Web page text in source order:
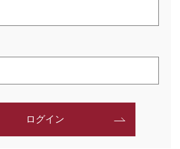
ログイン